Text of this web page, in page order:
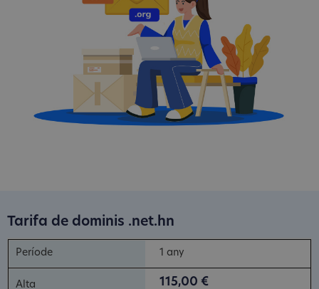
Tarifa de dominis .net.hn
1 any
115,00 €